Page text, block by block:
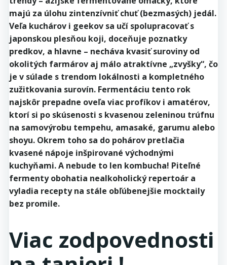
majú za úlohu zintenzívniť chuť (bezmasých) jedál.
Veľa kuchárov i geekov sa učí spolupracovať s
japonskou plesňou koji, doceňuje poznatky
predkov, a hlavne – necháva kvasiť suroviny od
okolitých farmárov aj málo atraktívne „zvyšky“, čo
je v súlade s trendom lokálnosti a kompletného
zužitkovania surovín. Fermentáciu tento rok
najskôr prepadne oveľa viac profíkov i amatérov,
ktorí si po skúsenosti s kvasenou zeleninou trúfnu
na samovýrobu tempehu, amasaké, garumu alebo
shoyu. Okrem toho sa do pohárov pretlačia
kvasené nápoje inšpirované východnými
kuchyňami. A nebude to len kombucha! Piteľné
fermenty obohatia nealkoholický repertoár a
vyladia recepty na stále obľúbenejšie mocktaily
bez promile.
Viac zodpovednosti